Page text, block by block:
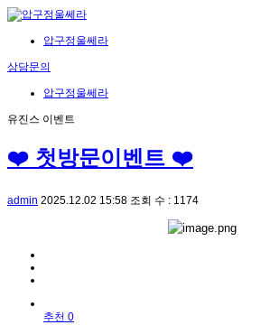
압구정울쎄라
상담문의
압구정울쎄라
유진스 이벤트
❤️ 첫방문이벤트 ❤️
admin 2025.12.02 15:58 조회 수 : 1174
추천 0